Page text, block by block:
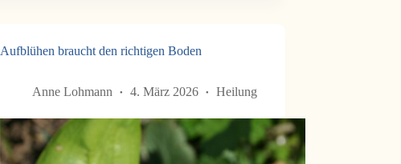
Aufblühen braucht den richtigen Boden
Anne Lohmann 4. März 2026 Heilung